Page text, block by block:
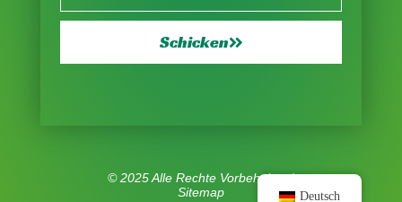
Schicken
© 2025 Alle Rechte Vorbehalten |
Sitemap
Deutsch